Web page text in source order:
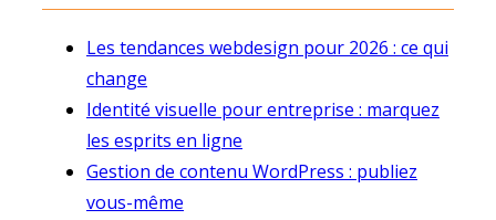
Les tendances webdesign pour 2026 : ce qui
change
Identité visuelle pour entreprise : marquez
les esprits en ligne
Gestion de contenu WordPress : publiez
vous-même